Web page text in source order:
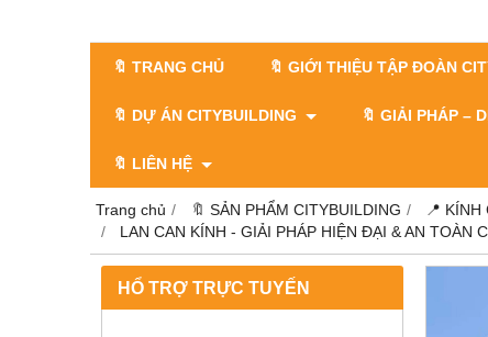
🔖 TRANG CHỦ 🔖 GIỚI THIỆU TẬP ĐOÀN
🔖 DỰ ÁN CITYBUILDING 🔖 GIẢI PHÁP –
🔖 LIÊN HỆ
Trang chủ 🔖 SẢN PHẨM CITYBUILDING 📍 KÍNH
LAN CAN KÍNH - GIẢI PHÁP HIỆN ĐẠI & AN TOÀN
HỔ TRỢ TRỰC TUYẾN